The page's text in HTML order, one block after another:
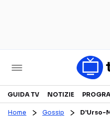
Televisione
GUIDA TV NOTIZIE
Home Gossip D’Urso-